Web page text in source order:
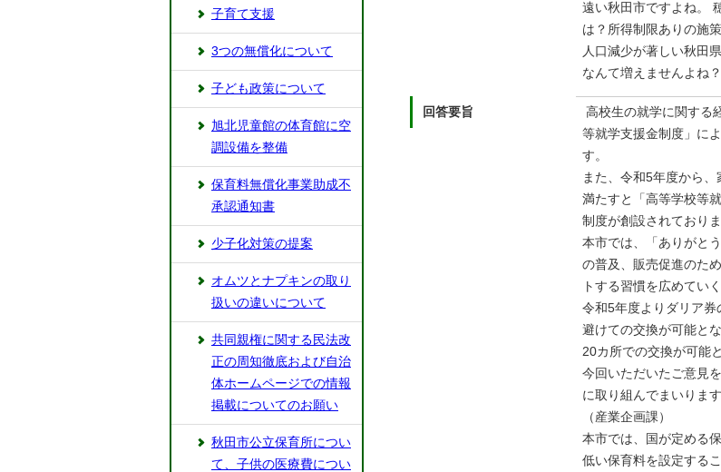
遠い秋⽥市ですよね。
は？所得制限ありの施
⼈⼝減少が著しい秋⽥
なんて増えませんよね
回答要旨
高校生の就学に関する
等就学支援金制度」に
す。
また、令和5年度から
満たすと「高等学校等
制度が創設されており
本市では、「ありがと
の普及、販売促進のた
トする習慣を広めてい
令和5年度よりダリア
避けての交換が可能と
20カ所での交換が可能
今回いただいたご意見
に取り組んでまいりま
（産業企画課）
本市では、国が定める
低い保育料を設定する
子育て支援
3つの無償化について
子ども政策について
旭北児童館の体育館に空
調設備を整備
保育料無償化事業助成不
承認通知書
少子化対策の提案
オムツとナプキンの取り
扱いの違いについて
共同親権に関する民法改
正の周知徹底および自治
体ホームページでの情報
掲載についてのお願い
秋⽥市公⽴保育所につい
て、⼦供の医療費につい